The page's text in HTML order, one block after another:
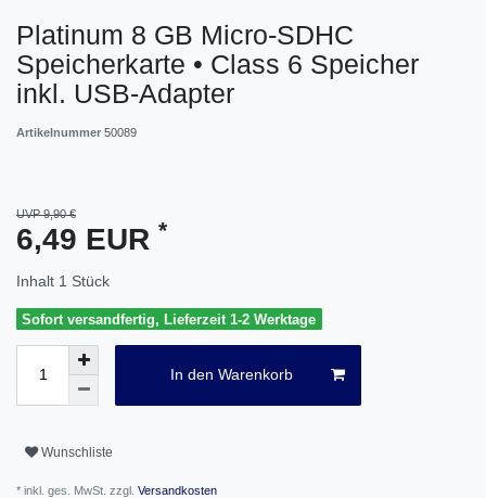
Platinum 8 GB Micro-SDHC
Speicherkarte • Class 6 Speicher
inkl. USB-Adapter
Artikelnummer 50089
UVP 9,90 €
6,49 EUR *
Inhalt 1 Stück
Sofort versandfertig, Lieferzeit 1-2 Werktage
In den Warenkorb
Wunschliste
* inkl. ges. MwSt. zzgl. Versandkosten